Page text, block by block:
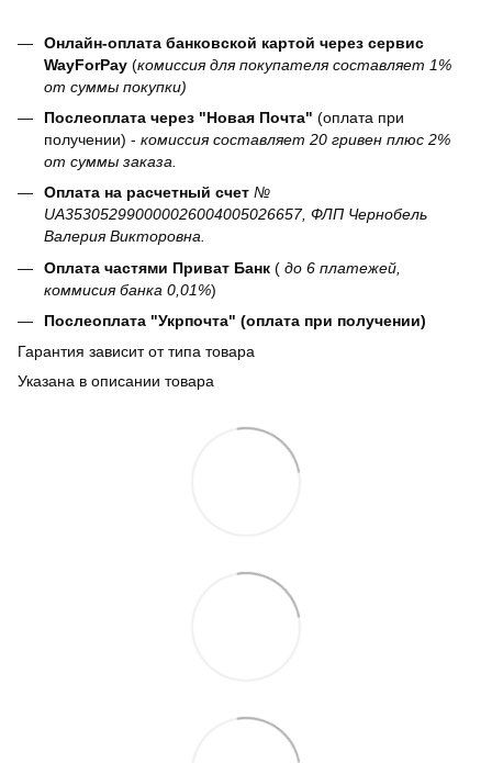
Онлайн-оплата банковской картой через сервис
WayForPay (комиссия для покупателя составляет 1%
от суммы покупки)
Послеоплата через "Новая Почта" (оплата при
получении) - комиссия составляет 20 гривен плюс 2%
от суммы заказа.
Оплата на расчетный счет №
UA353052990000026004005026657, ФЛП Чернобель
Валерия Викторовна.
Оплата частями Приват Банк ( до 6 платежей,
коммисия банка 0,01%)
Послеоплата "Укрпочта" (оплата при получении)
Гарантия зависит от типа товара
Указана в описании товара